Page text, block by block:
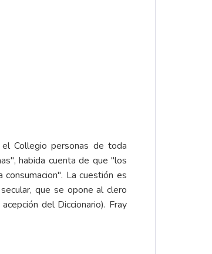
Collegio personas de toda
habida cuenta de que "los
La cuestión es
que se opone al clero
del Diccionario). Fray